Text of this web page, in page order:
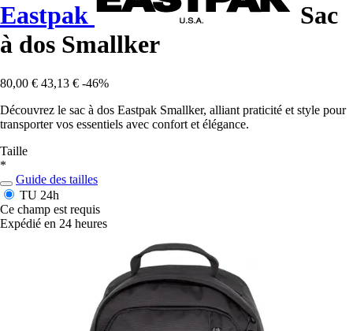
Eastpak
Sac
à dos Smallker
80,00 € 43,13 € -46%
Découvrez le sac à dos Eastpak Smallker, alliant praticité et style pour
transporter vos essentiels avec confort et élégance.
Taille
*
Guide des tailles
TU 24h
Ce champ est requis
Expédié en 24 heures